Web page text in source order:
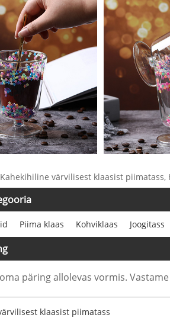
värvilisest klaasist
Piima klaas Kohviklaas Joogitass
päring allolevas vormis.